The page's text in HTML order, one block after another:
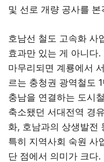
및 선로 개량 공사를
호남선 철도 고속화 사
효과만 있는 게 아니다
마무리되면 계룡에서
르는 충청권 광역철도
충남을 연결하는 도시
축소됐던 서대전역 경
화, 호남과의 상생발전
특히 지역사회 숙원 사
단 점에서 의미가 크다.